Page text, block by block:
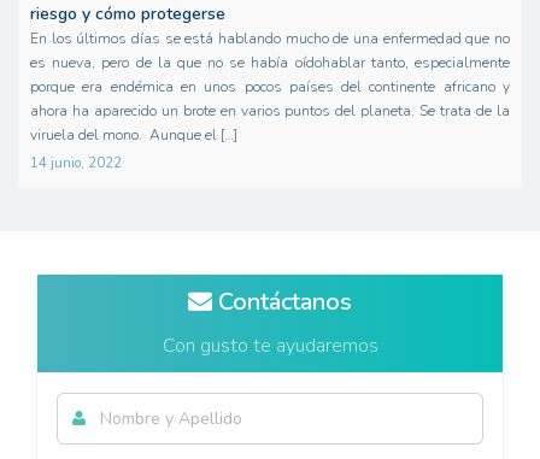
riesgo y cómo protegerse
En los últimos días se está hablando mucho de una enfermedad que no
es nueva, pero de la que no se había oídohablar tanto, especialmente
porque era endémica en unos pocos países del continente africano y
ahora ha aparecido un brote en varios puntos del planeta. Se trata de la
viruela del mono. Aunque el […]
14 junio, 2022
Contáctanos
Con gusto te ayudaremos